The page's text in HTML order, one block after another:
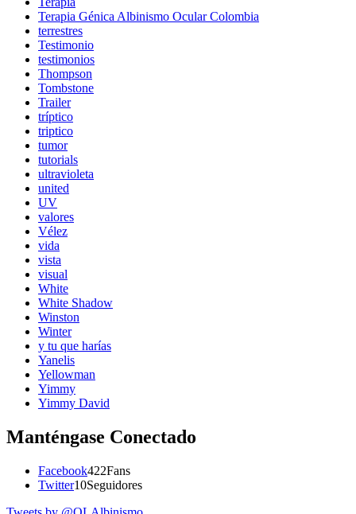
Terapia Génica Albinismo Ocular Colombia
terrestres
Testimonio
testimonios
Thompson
Tombstone
Trailer
tríptico
triptico
tumor
tutorials
ultravioleta
united
UV
valores
Vélez
vida
vista
visual
White
White Shadow
Winston
Winter
y tu que harías
Yanelis
Yellowman
Yimmy
Yimmy David
Manténgase Conectado
Facebook422Fans
Twitter10Seguidores